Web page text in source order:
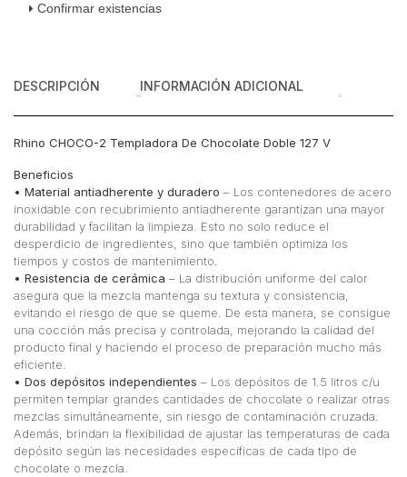
Confirmar existencias
DESCRIPCIÓN INFORMACIÓN ADICIONAL
Rhino CHOCO-2 Templadora De Chocolate Doble 127 V
Beneficios
• Material antiadherente y duradero – Los contenedores de acero
inoxidable con recubrimiento antiadherente garantizan una mayor
durabilidad y facilitan la limpieza. Esto no solo reduce el
desperdicio de ingredientes, sino que también optimiza los
tiempos y costos de mantenimiento.
• Resistencia de cerámica – La distribución uniforme del calor
asegura que la mezcla mantenga su textura y consistencia,
evitando el riesgo de que se queme. De esta manera, se consigue
una cocción más precisa y controlada, mejorando la calidad del
producto final y haciendo el proceso de preparación mucho más
eficiente.
• Dos depósitos independientes – Los depósitos de 1.5 litros c/u
permiten templar grandes cantidades de chocolate o realizar otras
mezclas simultáneamente, sin riesgo de contaminación cruzada.
Además, brindan la flexibilidad de ajustar las temperaturas de cada
depósito según las necesidades específicas de cada tipo de
chocolate o mezcla.